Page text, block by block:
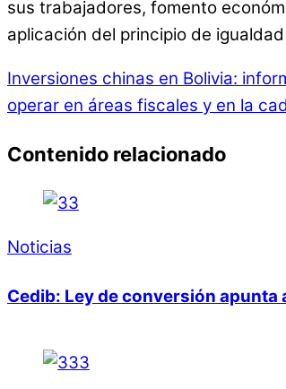
sus trabajadores, fomento
aplicación del principio de
Inversiones chinas en Bolivia:
operar en áreas fiscales y en la
Contenido relacionado
Noticias
Cedib: Ley de conversión